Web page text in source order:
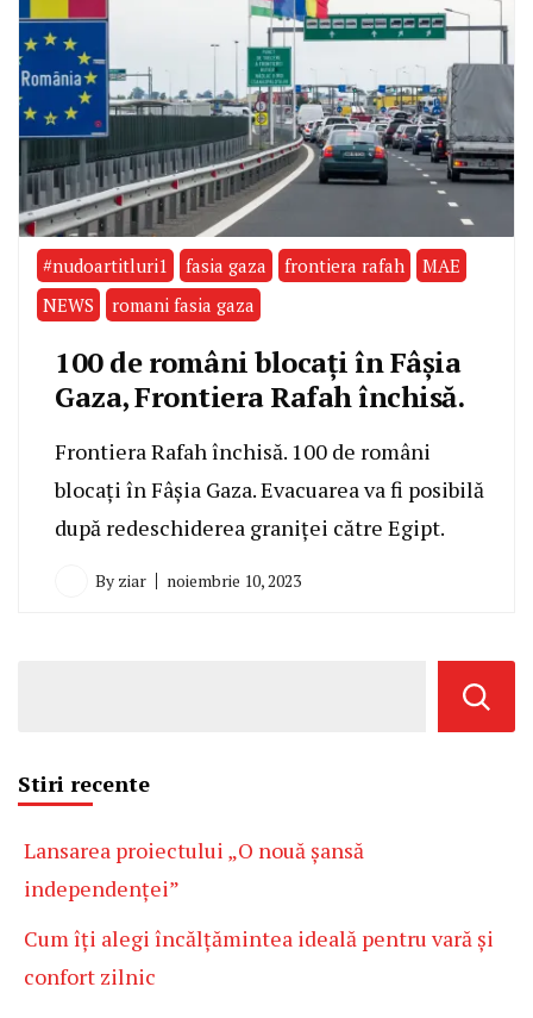
#nudoartitluri1 fasia gaza frontiera rafah
MAE
NEWS
romani fasia gaza
100 de români blocați în Fâșia
Gaza, Frontiera Rafah închisă.
Frontiera Rafah închisă. 100 de români
blocați în Fâșia Gaza. Evacuarea va fi posibilă
după redeschiderea graniței către Egipt.
By ziar noiembrie 10, 2023
Stiri recente
Lansarea proiectului „O nouă șansă
independenței”
Cum îți alegi încălțămintea ideală pentru vară și
confort zilnic